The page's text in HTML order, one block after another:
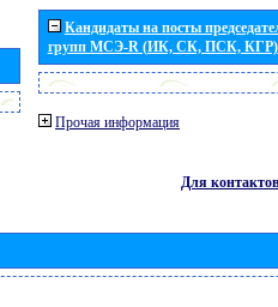
Кандидаты на посты
групп МСЭ-R (ИК, СК, ПСК, КГР)
Прочая информация
Для контактов